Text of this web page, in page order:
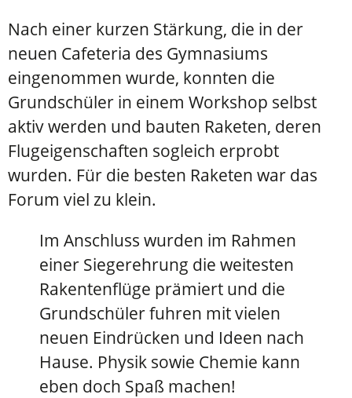
Nach einer kurzen Stärkung, die in der
neuen Cafeteria des Gymnasiums
eingenommen wurde, konnten die
Grundschüler in einem Workshop selbst
aktiv werden und bauten Raketen, deren
Flugeigenschaften sogleich erprobt
wurden. Für die besten Raketen war das
Forum viel zu klein.
Im Anschluss wurden im Rahmen
einer Siegerehrung die weitesten
Rakentenflüge prämiert und die
Grundschüler fuhren mit vielen
neuen Eindrücken und Ideen nach
Hause. Physik sowie Chemie kann
eben doch Spaß machen!